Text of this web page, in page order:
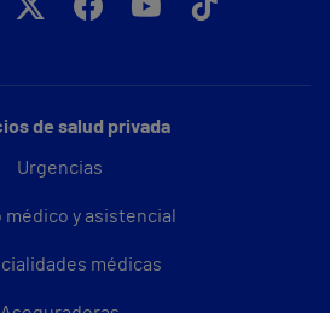
de salud privada
Urgencias
médico y asistencial
médicas